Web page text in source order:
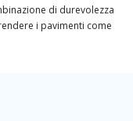
di durevolezza
i pavimenti come